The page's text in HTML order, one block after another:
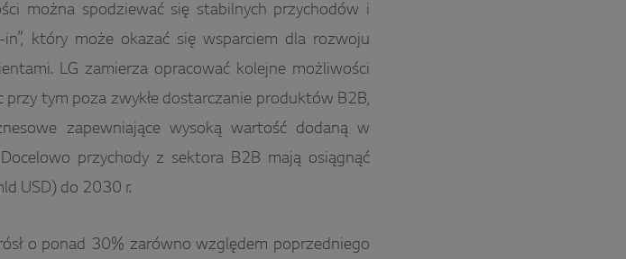
można spodziewać się stabilnych przychodów i
który może okazać się wsparciem dla rozwoju
LG zamierza opracować kolejne możliwości
tym poza zwykłe dostarczanie produktów B2B,
zapewniające wysoką wartość dodaną w
przychody z sektora B2B mają osiągnąć
USD) do 2030 r.
o ponad 30% zarówno względem poprzedniego